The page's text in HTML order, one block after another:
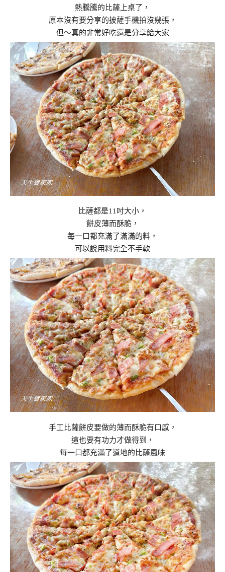
熱騰騰的比薩上桌了，
原本沒有要分享的披薩手機拍沒幾張，
但～真的非常好吃還是分享給大家
比薩都是11吋大小，
餅皮薄而酥脆，
每一口都充滿了滿滿的料，
可以說用料完全不手軟
手工比薩餅皮要做的薄而酥脆有口感，
這也要有功力才做得到，
每一口都充滿了道地的比薩風味